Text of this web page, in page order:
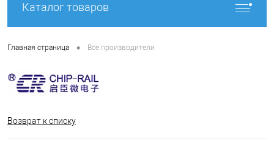
Каталог товаров
Главная страница • Все производители
Возврат к списку